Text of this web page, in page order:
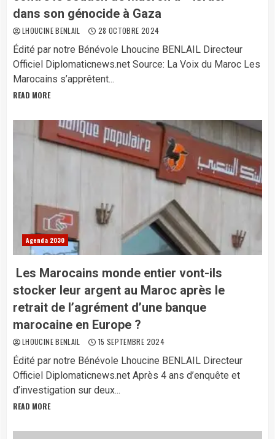
dans son génocide à Gaza
LHOUCINE BENLAIL 28 OCTOBRE 2024
Édité par notre Bénévole Lhoucine BENLAIL Directeur
Officiel Diplomaticnews.net Source: La Voix du Maroc Les
Marocains s’apprêtent...
READ MORE
Agenda 2030
Les Marocains monde entier vont-ils
stocker leur argent au Maroc après le
retrait de l’agrément d’une banque
marocaine en Europe ?
LHOUCINE BENLAIL 15 SEPTEMBRE 2024
Édité par notre Bénévole Lhoucine BENLAIL Directeur
Officiel Diplomaticnews.net Après 4 ans d’enquête et
d’investigation sur deux...
READ MORE